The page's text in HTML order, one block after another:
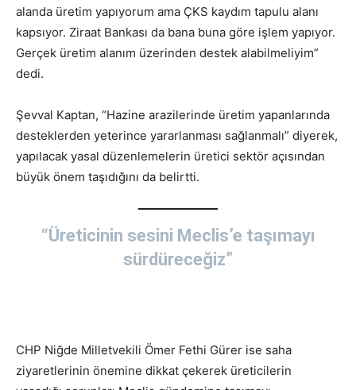
alanda üretim yapıyorum ama ÇKS kaydım tapulu alanı
kapsıyor. Ziraat Bankası da bana buna göre işlem yapıyor.
Gerçek üretim alanım üzerinden destek alabilmeliyim”
dedi.
Şevval Kaptan, “Hazine arazilerinde üretim yapanlarında
desteklerden yeterince yararlanması sağlanmalı” diyerek,
yapılacak yasal düzenlemelerin üretici sektör açısından
büyük önem taşıdığını da belirtti.
“Üreticinin sesini Meclis’e taşımayı
sürdüreceğiz”
CHP Niğde Milletvekili Ömer Fethi Gürer ise saha
ziyaretlerinin önemine dikkat çekerek üreticilerin